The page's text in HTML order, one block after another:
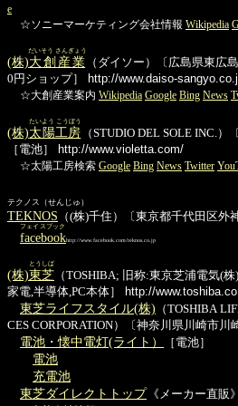
e
☆ソニーマーケティング会社情報 Wikipedia
(株)大創産業
だいそう さんぎょう
（ダイソー）〔広島県東広
0円ショップ］
http://www.daiso-
☆大創産業案内 Wikipedia Google Bing News
(株)太陽工房
たいよう こうぼう
（STUDIO DEL SOLE INC.
［電池］
http://www.violetta.com/
☆太陽工房検索 Google Bing News Twitter
テクノス（せんじゅ）
TEKNOS （(株)千住）〔東京都千代田区外神
facebook
フェイスブック
http://www.facebook.com/teknos.co.jp
(株)東芝
とうしば
（TOSHIBA; 旧称:東京芝浦電気(
家電,半導体,PC本体］
http://
東芝ライフスタイル(株) （TOSHIBA
CES CORPORATION）〔神奈川県川崎市川
電池・懐中電灯(ライト） ［電池］
電池
充電池
東芝ダイレクトトップ 《メーカー直販》